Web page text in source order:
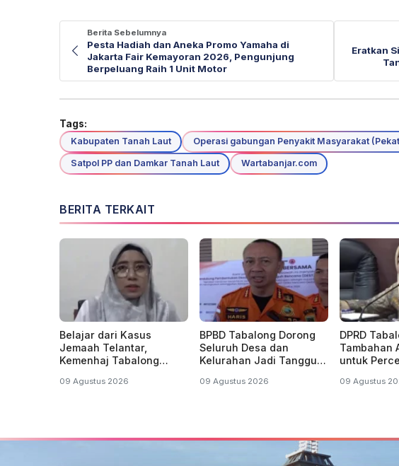
Berita Sebelumnya
Pesta Hadiah dan Aneka Promo Yamaha di
Jakarta Fair Kemayoran 2026, Pengunjung
Berpeluang Raih 1 Unit Motor
Eratkan
Tags:
Kabupaten Tanah Laut Operasi gabungan Penyakit Masyarakat
Satpol PP dan Damkar Tanah Laut Wartabanjar.com
BERITA TERKAIT
Belajar dari Kasus
Jemaah Telantar,
Kemenhaj Tabalong
Tergiur Umrah Murah
09 Agustus 2026
BPBD Tabalong Dorong
Seluruh Desa dan
Kelurahan Jadi Tangguh
09 Agustus 2026
DPRD
Tambahan
untuk
Warukin
09 Agustus